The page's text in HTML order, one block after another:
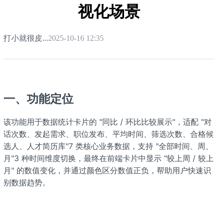
视化场景
打小就很皮...2025-10-16 12:35
一、功能定位
该功能用于数据统计卡片的 "同比 / 环比比较展示"，适配 "对
话次数、发起需求、职位发布、平均时间、筛选次数、合格候
选人、人才简历库"7 类核心业务数据，支持 "全部时间、周、
月"3 种时间维度切换，最终在前端卡片中显示 "较上周 / 较上
月" 的数值变化，并通过颜色区分数值正负，帮助用户快速识
别数据趋势。